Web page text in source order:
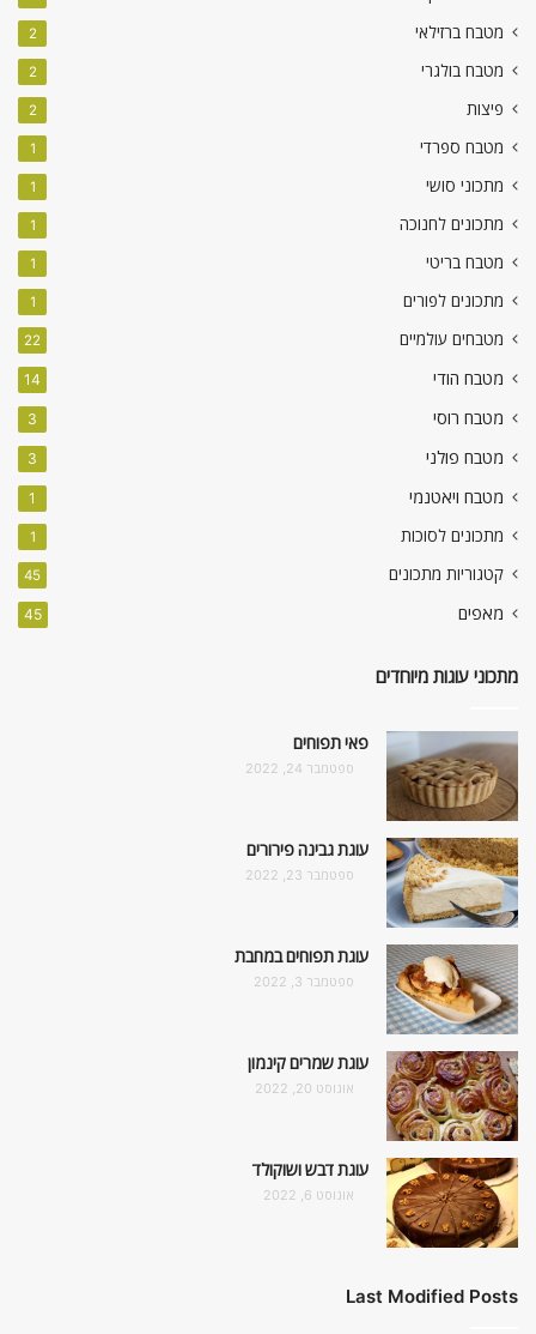
מטבח ברזילאי 2
מטבח בולגרי 2
פיצות 2
מטבח ספרדי 1
מתכוני סושי 1
מתכונים לחנוכה 1
מטבח בריטי 1
מתכונים לפורים 1
מטבחים עולמיים 22
מטבח הודי 14
מטבח רוסי 3
מטבח פולני 3
מטבח ויאטנמי 1
מתכונים לסוכות 1
קטגוריות מתכונים 45
מאפים 45
מתכוני עוגות מיוחדים
פאי תפוחים
ספטמבר 24, 2022
עוגת גבינה פירורים
ספטמבר 23, 2022
עוגת תפוחים במחבת
ספטמבר 3, 2022
עוגת שמרים קינמון
אוגוסט 20, 2022
עוגת דבש ושוקולד
אוגוסט 6, 2022
Last Modified Posts